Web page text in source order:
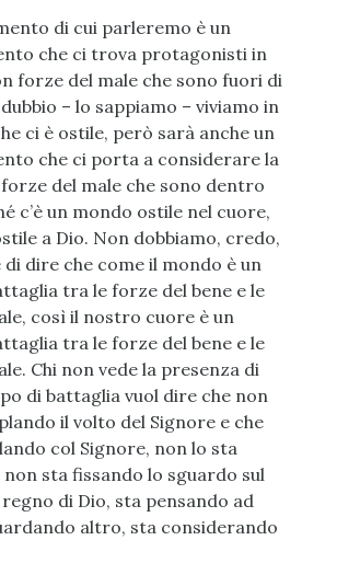
di cui parleremo è un
che ci trova protagonisti in
forze del male che sono fuori di
dubbio – lo sappiamo – viviamo in
ci è ostile, però sarà anche un
che ci porta a considerare la
del male che sono dentro
c’è un mondo ostile nel cuore,
a Dio. Non dobbiamo, credo,
dire che come il mondo è un
tra le forze del bene e le
così il nostro cuore è un
tra le forze del bene e le
Chi non vede la presenza di
di battaglia vuol dire che non
il volto del Signore e che
col Signore, non lo sta
sta fissando lo sguardo sul
di Dio, sta pensando ad
altro, sta considerando